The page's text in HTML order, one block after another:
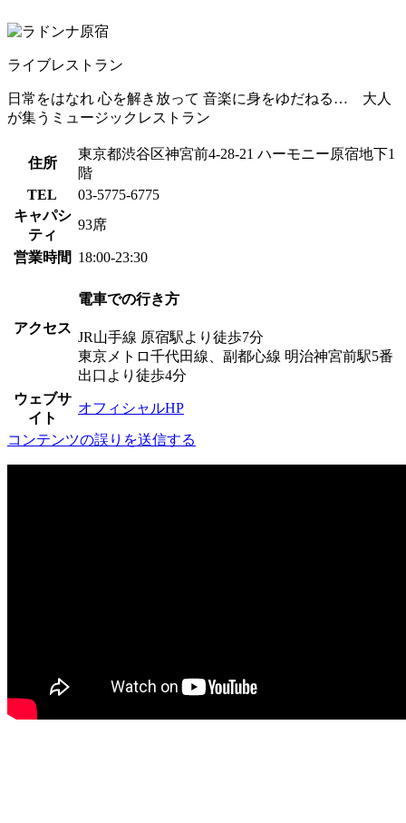
ライブレストラン
日常をはなれ 心を解き放って 音楽に身をゆだねる… 大人
が集うミュージックレストラン
住所
東京都渋谷区神宮前4-28-21 ハーモニー原宿地下1
階
TEL
03-5775-6775
キャパシ
ティ
93席
営業時間 18:00-23:30
アクセス
電車での行き方
JR山手線 原宿駅より徒歩7分
東京メトロ千代田線、副都心線 明治神宮前駅5番
出口より徒歩4分
ウェブサ
イト
オフィシャルHP
コンテンツの誤りを送信する